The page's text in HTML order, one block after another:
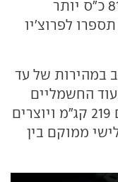
אחד. יחד הם מפיקים 1,001 כ"ס, 81 כ"ס יותר
לפרוצ'יו
במהירות של עד
74.4 קג"מ, בעוד החשמליים
הקדמיים (אחד לכל גלגל) מפיקים 219 קג"מ ויוצרים
ממוקם בין